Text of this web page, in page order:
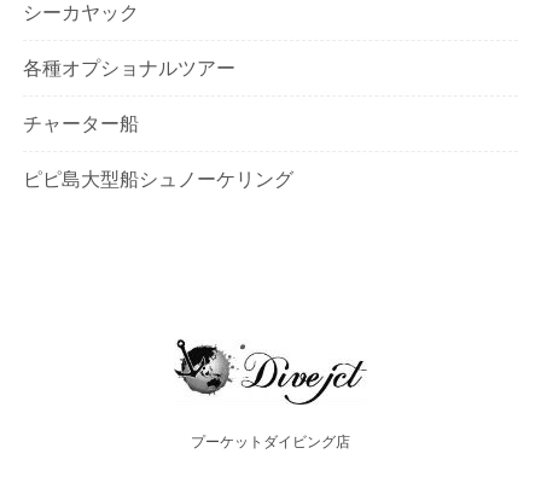
シーカヤック
各種オプショナルツアー
チャーター船
ピピ島大型船シュノーケリング
プーケットダイビング店